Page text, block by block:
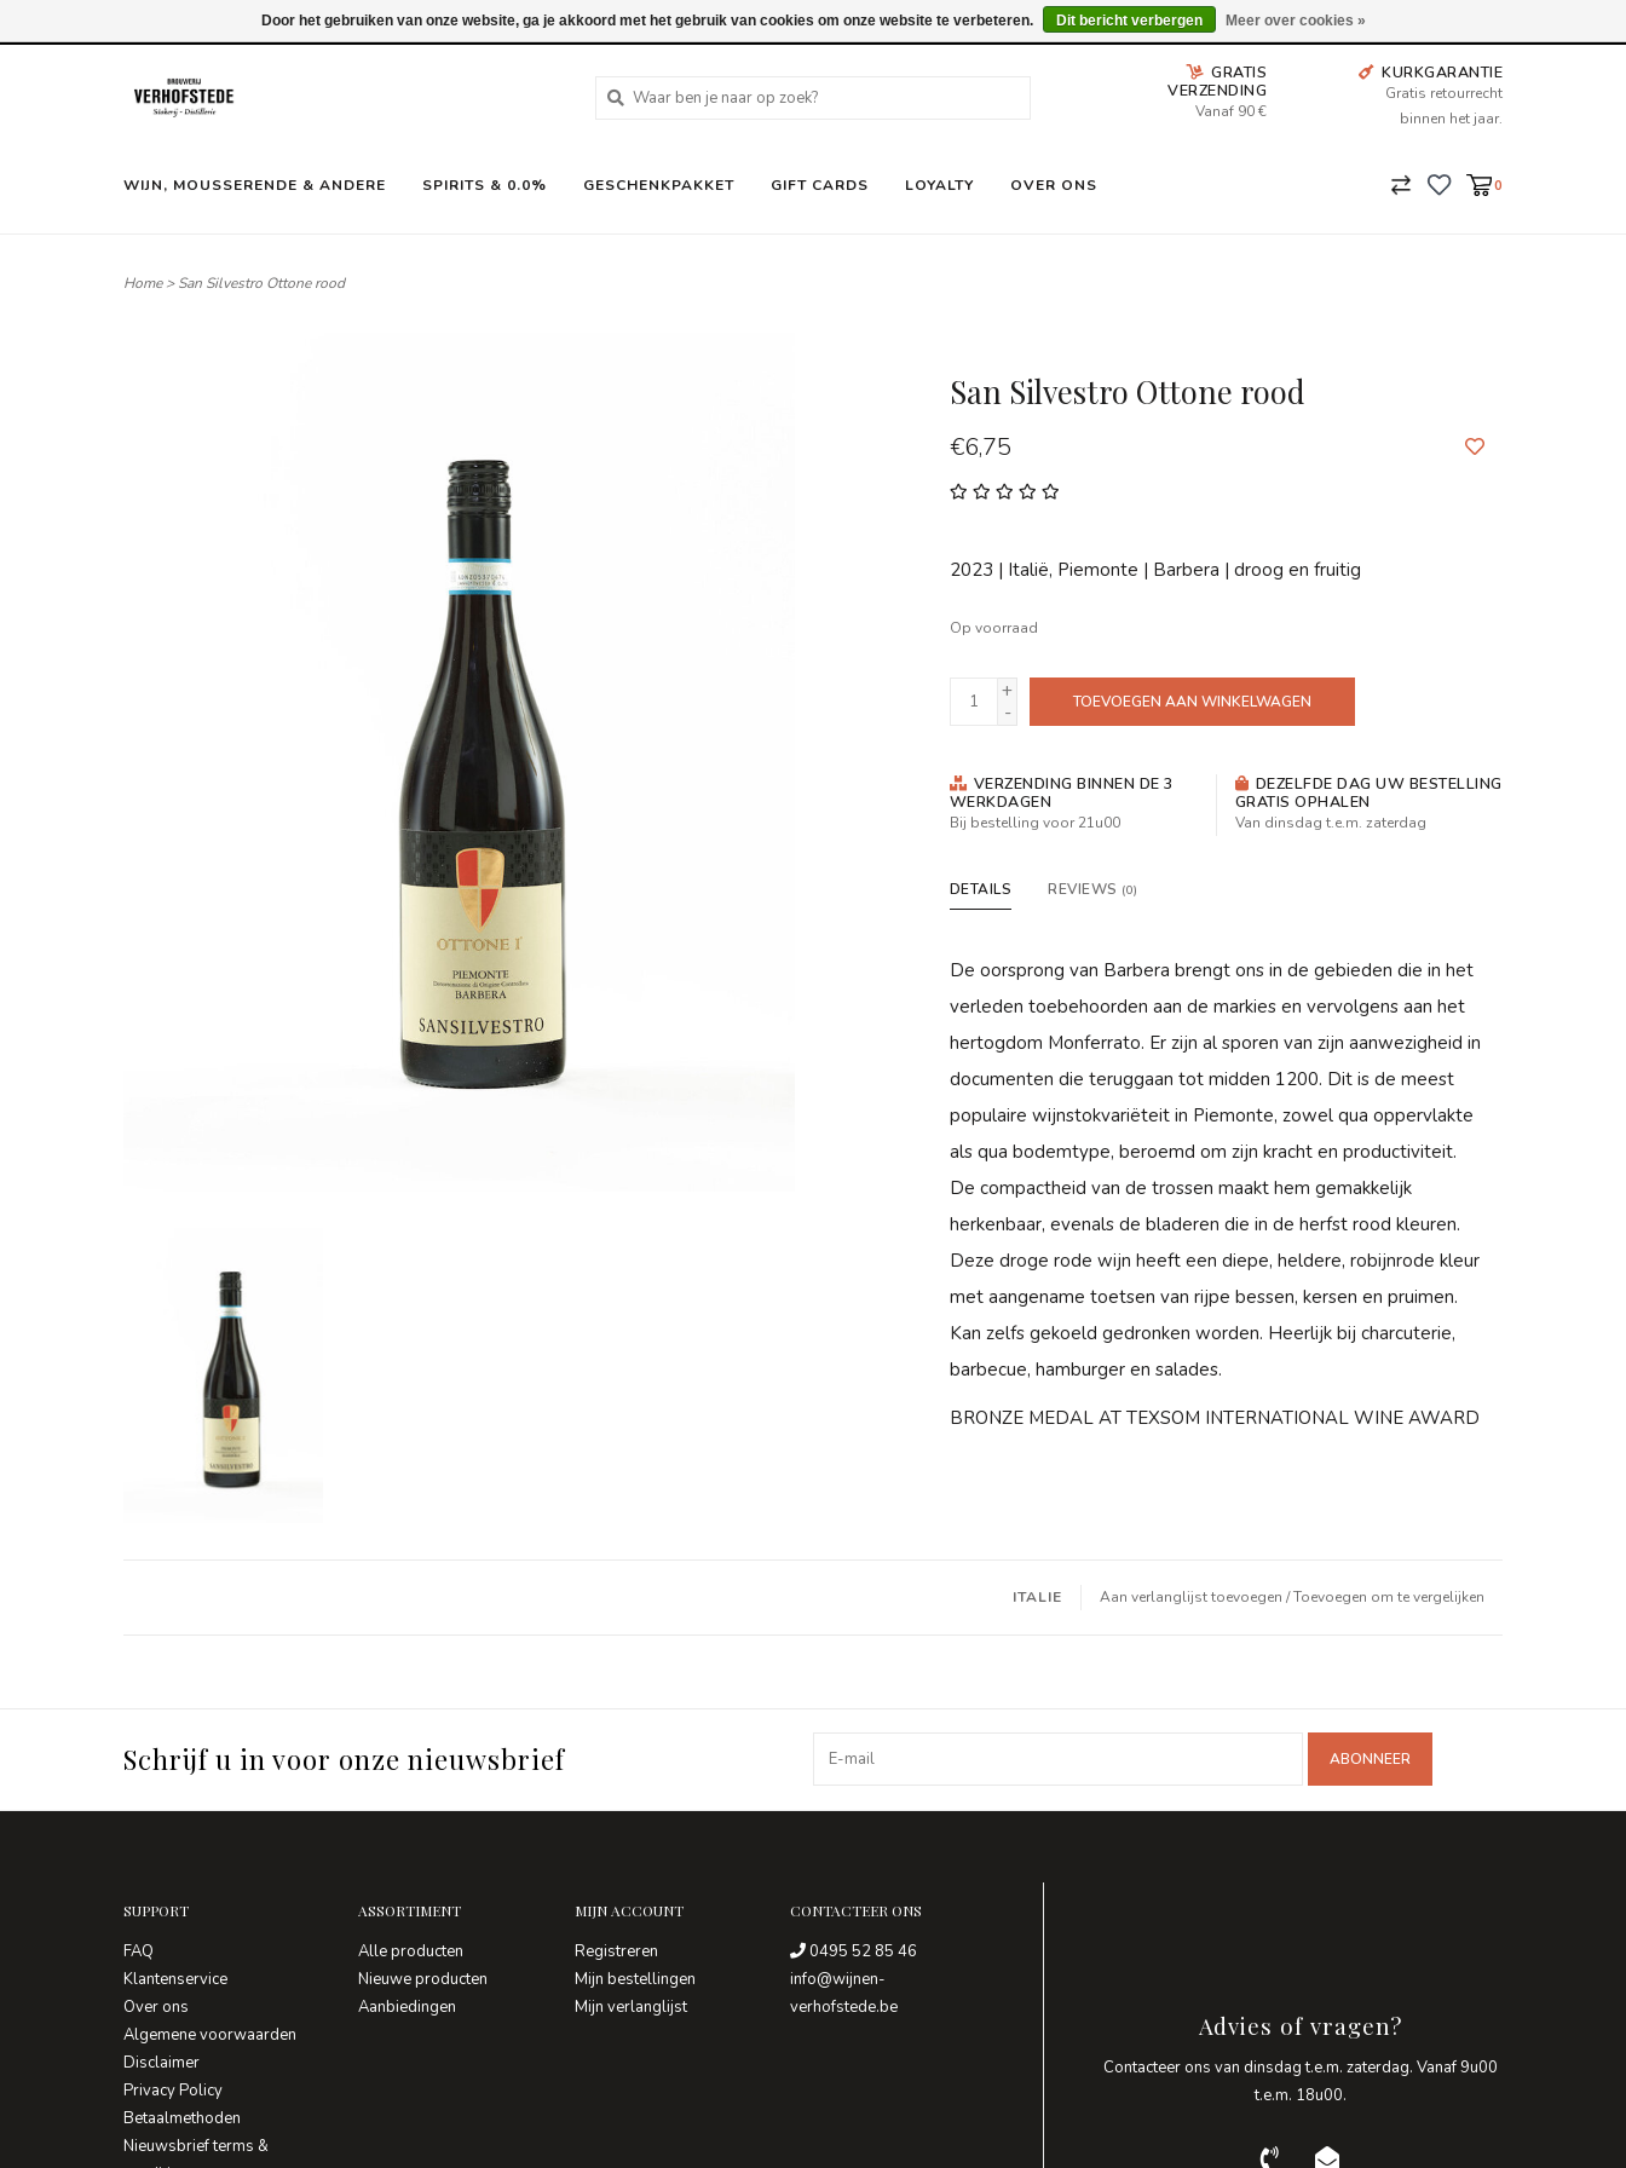
Wij leveren tot aan uw deur. Afhalen is mogelijk.
GRATIS
VERZENDING
Vanaf 90 €
KURKGARANTIE
Gratis retourrecht
binnen het jaar.
WIJN, MOUSSERENDE & ANDERE SPIRITS & 0.0% GESCHENKPAKKET GIFT CARDS LOYALTY OVER ONS 0
Home>San Silvestro Ottone rood
San Silvestro Ottone rood
€6,75
2023 | Italië, Piemonte | Barbera | droog en fruitig
Op voorraad
+
-
TOEVOEGEN AAN WINKELWAGEN
VERZENDING BINNEN DE 3
WERKDAGEN
Bij bestelling voor 21u00
DEZELFDE DAG UW BESTELLING
GRATIS OPHALEN
Van dinsdag t.e.m. zaterdag
DETAILS REVIEWS (0)
De oorsprong van Barbera brengt ons in de gebieden die in het
verleden toebehoorden aan de markies en vervolgens aan het
hertogdom Monferrato. Er zijn al sporen van zijn aanwezigheid in
documenten die teruggaan tot midden 1200. Dit is de meest
populaire wijnstokvariëteit in Piemonte, zowel qua oppervlakte
als qua bodemtype, beroemd om zijn kracht en productiviteit.
De compactheid van de trossen maakt hem gemakkelijk
herkenbaar, evenals de bladeren die in de herfst rood kleuren.
Deze droge rode wijn heeft een diepe, heldere, robijnrode kleur
met aangename toetsen van rijpe bessen, kersen en pruimen.
Kan zelfs gekoeld gedronken worden. Heerlijk bij charcuterie,
barbecue, hamburger en salades.
BRONZE MEDAL AT TEXSOM INTERNATIONAL WINE AWARD
Aan verlanglijst toevoegen /Toevoegen om te vergelijken
ITALIE
Schrijf u in voor onze nieuwsbrief ABONNEER
SUPPORT
FAQ
Klantenservice
Over ons
Algemene voorwaarden
Disclaimer
Privacy Policy
Betaalmethoden
Nieuwsbrief terms &
ASSORTIMENT
Alle producten
Nieuwe producten
Aanbiedingen
MIJN ACCOUNT
Registreren
Mijn bestellingen
Mijn verlanglijst
CONTACTEER ONS
0495 52 85 46
info@wijnen-
verhofstede.be
Advies of vragen?
Contacteer ons van dinsdag t.e.m. zaterdag. Vanaf 9u00
t.e.m. 18u00.
Door het gebruiken van onze website, ga je akkoord met het gebruik van cookies om onze website te verbeteren. Dit bericht verbergen Meer over cookies »